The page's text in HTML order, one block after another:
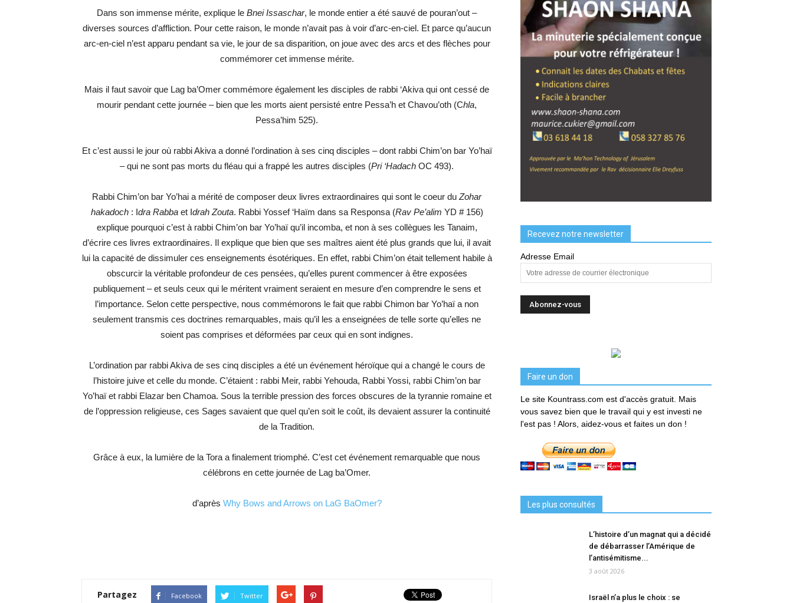
Dans son immense mérite, explique le Bnei Issaschar, le monde entier a été sauvé de pouran’out –
diverses sources d’affliction. Pour cette raison, le monde n’avait pas à voir d’arc-en-ciel. Et parce qu’aucun
arc-en-ciel n’est apparu pendant sa vie, le jour de sa disparition, on joue avec des arcs et des flèches pour
commémorer cet immense mérite.
Mais il faut savoir que Lag ba’Omer commémore également les disciples de rabbi ‘Akiva qui ont cessé de
mourir pendant cette journée – bien que les morts aient persisté entre Pessa’h et Chavou’oth (Chla,
Pessa’him 525).
Et c’est aussi le jour où rabbi Akiva a donné l’ordination à ses cinq disciples – dont rabbi Chim’on bar Yo’haï
– qui ne sont pas morts du fléau qui a frappé les autres disciples (Pri ‘Hadach OC 493).
Rabbi Chim’on bar Yo’hai a mérité de composer deux livres extraordinaires qui sont le coeur du Zohar
hakadoch: Idra Rabbaet Idrah Zouta. Rabbi Yossef ‘Haïm dans sa Responsa (Rav Pe’alim YD # 156)
explique pourquoi c’est à rabbi Chim’on bar Yo’haï qu’il incomba, et non à ses collègues les Tanaim,
d’écrire ces livres extraordinaires. Il explique que bien que ses maîtres aient été plus grands que lui, il avait
lui la capacité de dissimuler ces enseignements ésotériques. En effet, rabbi Chim’on était tellement habile à
obscurcir la véritable profondeur de ces pensées, qu’elles purent commencer à être exposées
publiquement – et seuls ceux qui le méritent vraiment seraient en mesure d’en comprendre le sens et
l’importance. Selon cette perspective, nous commémorons le fait que rabbi Chimon bar Yo’haï a non
seulement transmis ces doctrines remarquables, mais qu’il les a enseignées de telle sorte qu’elles ne
soient pas comprises et déformées par ceux qui en sont indignes.
L’ordination par rabbi Akiva de ses cinq disciples a été un événement héroïque qui a changé le cours de
l’histoire juive et celle du monde. C’étaient : rabbi Meir, rabbi Yehouda, Rabbi Yossi, rabbi Chim’on bar
Yo’haï et rabbi Elazar ben Chamoa. Sous la terrible pression des forces obscures de la tyrannie romaine et
de l’oppression religieuse, ces Sages savaient que quel qu’en soit le coût, ils devaient assurer la continuité
de la Tradition.
Grâce à eux, la lumière de la Tora a finalement triomphé. C’est cet événement remarquable que nous
célébrons en cette journée de Lag ba’Omer.
d’après Why Bows and Arrows on LaG BaOmer?
Partagez Facebook Twitter
Recevez notre newsletter
Adresse Email
Faire un don
Le site Kountrass.com est d'accès gratuit. Mais
vous savez bien que le travail qui y est investi ne
l'est pas ! Alors, aidez-vous et faites un don !
Les plus consultés
L’histoire d’un magnat qui a décidé
de débarrasser l’Amérique de
l’antisémitisme...
3 août 2026
Israël n’a plus le choix : se